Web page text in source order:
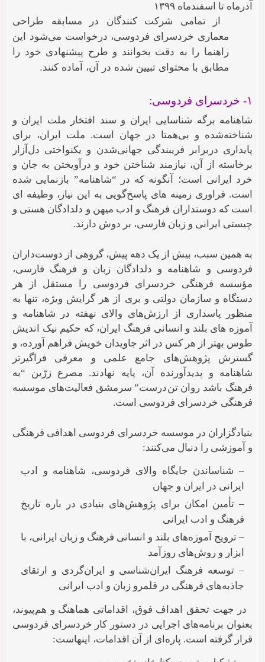
آذرماه تا اسفندماه ۱۳۹۹
از تمامی شرکت کنندگان در مسابقه طراحی
معماری خردسرای فردوسی، درخواست می‌شود این
راهنما را به دقت بخوانند و طرح پیشنهادی خود را
مطابق با محتوای تبیین شده در آن، آماده کنند.
۱- خردسرای فردوسی:
شاهنامه برگه شناسایی ایران و سند افتخار ملت ایران و
شناخته‌شده و بی‌همتا در جهان است. ملت ایران، برای
پایداری دربرابر فریبندگی جهانی‌شدن و یکنواختی دل‌آزار
برخاسته از آن، نیازمند شناختن خود و درآویختن به جان و
خرد ایرانی است؛‌ آنگونه که در “شاهنامه” بازنمایی شده
است. فراوری زمینه‏ های پاسخ‌گویی به این نیاز، وظیفه ‏ای
است که دوستداران فرهنگ و ادب میهن و دلدادگان هستی و
چیستی ایرانی و زبان فارسی، بر دوش دارند.
به همین سبب، بیش از یک دهه پیش، گروهی از دوست‌داران
فردوسی و شاهنامه و دلدادگان زبان و فرهنگ فارسی،
مؤسسه فرهنگی خردسرای فردوسی را مستقل از هر
دستگاه و سازمان دولتی و بری از هر گرایش ویژه، تنها به
منظور پاسداری از ارزش‌های والای نهفته در شاهنامه و
آموزه‏ های بلند و انسانی فرهنگ ایران، که حکیم نیک ‏اندیش
طوس بهتر از هر کس در اثر جاویدان خویش فراهم آورده، و
گسترش پژوهش‌های جامع علمی و معرفی فراگیرتر
شاهنامه و پدیدآورنده آن، پایه نهادند. مصرع زرّین “به
فرهنگ باشد روان تن‌درست” سرمشق فعالیت‌های موسسه
فرهنگی خردسرای فردوسی است.
بنیادگزاران در موسسه خردسرای فردوسی اهدافی فرهنگی
و آموزشی را دنبال می‌کنند:
– شناساندن جایگاه والای فردوسی، شاهنامه و ادب
ایرانی در ایران و جهان
– تأمین امکان برای پژوهش‌های بنیادی در باره تاریخ
فرهنگ و ادب ایرانی
– ترویج آموزه‌های بلند و انسانی فرهنگ و زبان ایرانی، با
ابزار و روش‌های روزآمد
– توسعه فرهنگ ایران‌شناسی و ایران‌گردی و ارتقای
جاذبه‌های فرهنگی در قلمرو زبان و ادب ایرانی
در جهت تحقق اهداف فوق، اقداماتی هماهنگ و هم‌پیوند،
بعنوان برنامه‌های اجرایی در دستور کار خردسرای فردوسی
قرار گرفته است. پاره‌ای از آن اقدامات،‌ اینهاست: